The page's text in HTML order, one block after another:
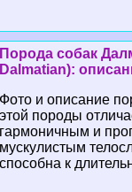
Порода собак
Dalmatian):
Фото и описание
этой породы
гармоничным и
мускулистым
способна к